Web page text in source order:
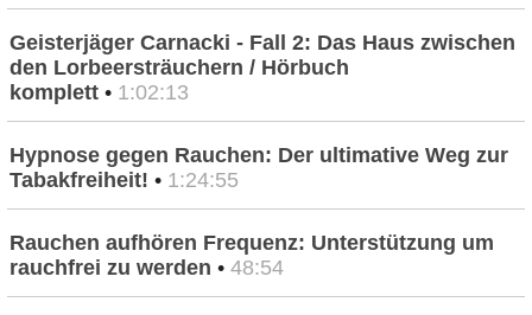
Geisterjäger Carnacki - Fall 2: Das Haus zwischen
den Lorbeersträuchern / Hörbuch
komplett • 1:02:13
Hypnose gegen Rauchen: Der ultimative Weg zur
Tabakfreiheit! • 1:24:55
Rauchen aufhören Frequenz: Unterstützung um
rauchfrei zu werden • 48:54